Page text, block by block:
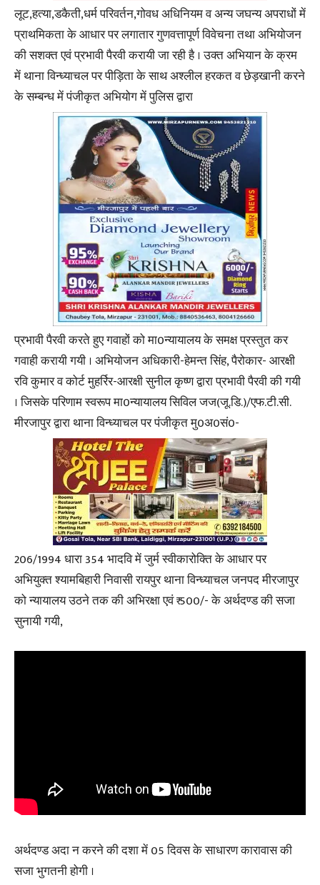
लूट,हत्या,डकैती,धर्म परिवर्तन,गोवध अधिनियम व अन्य जघन्य अपराधों में
प्राथमिकता के आधार पर लगातार गुणवत्तापूर्ण विवेचना तथा अभियोजन
की सशक्त एवं प्रभावी पैरवी करायी जा रही है । उक्त अभियान के क्रम
में थाना विन्ध्याचल पर पीड़िता के साथ अश्लील हरकत व छेड़खानी करने
के सम्बन्ध में पंजीकृत अभियोग में पुलिस द्वारा
प्रभावी पैरवी करते हुए गवाहों को मा0न्यायालय के समक्ष प्रस्तुत कर
गवाही करायी गयी । अभियोजन अधिकारी-हेमन्त सिंह, पैरोकार- आरक्षी
रवि कुमार व कोर्ट मुहर्रिर-आरक्षी सुनील कृष्ण द्वारा प्रभावी पैरवी की गयी
। जिसके परिणाम स्वरूप मा0न्यायालय सिविल जज(जू.डि.)/एफ.टी.सी.
मीरजापुर द्वारा थाना विन्ध्याचल पर पंजीकृत मु0अ0सं0-
206/1994 धारा 354 भादवि में जुर्म स्वीकारोक्ति के आधार पर
अभियुक्त श्यामबिहारी निवासी रायपुर थाना विन्ध्याचल जनपद मीरजापुर
को न्यायालय उठने तक की अभिरक्षा एवं ₹ 500/- के अर्थदण्ड की सजा
सुनायी गयी,
अर्थदण्ड अदा न करने की दशा में 05 दिवस के साधारण कारावास की
सजा भुगतनी होगी ।